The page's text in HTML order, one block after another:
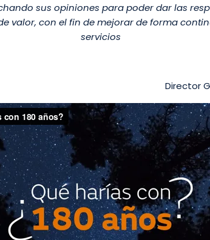
sus opiniones para poder dar las
valor, con el fin de mejorar de forma
servicios
Director